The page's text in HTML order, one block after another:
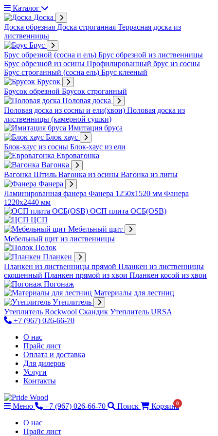
Каталог
Доска
Доска обрезная Доска строганная Террасная доска из
лиственницы
Брус
Брус обрезной (сосна и ель) Брус обрезной из лиственницы
Брус обрезной из осины Профилированный брус из сосны
Брус строганный (сосна ель) Брус клееный
Брусок
Брусок обрезной Брусок строганный
Половая доска
Половая доска из сосны и ели(хвои) Половая доска из
лиственницы (камерной сушки)
Имитация бруса
Блок хаус
Блок-хаус из сосны Блок-хаус из ели
Евровагонка
Вагонка
Вагонка Штиль Вагонка из осины Вагонка из липы
Фанера
Ламинированная фанера Фанера 1250х1520 мм Фанера
1220х2440 мм
ОСП плита ОСБ(OSB)
ЦСП
Мебельный щит
Мебельный щит из лиственницы
Полок
Планкен
Планкен из лиственницы прямой Планкен из лиственницы
скошенный Планкен прямой из хвои Планкен косой из хвои
Погонаж
Материалы для лестниц
Утеплитель
Утеплитель Rockwool Скандик Утеплитель URSA
+7 (967) 026-66-70
О нас
Прайс лист
Оплата и доставка
Для дилеров
Услуги
Контакты
Меню +7 (967) 026-66-70 Поиск Корзина
0
О нас
Прайс лист